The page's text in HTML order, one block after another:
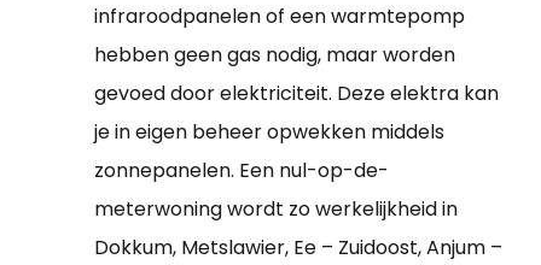
infraroodpanelen of een warmtepomp
hebben geen gas nodig, maar worden
gevoed door elektriciteit. Deze elektra kan
je in eigen beheer opwekken middels
zonnepanelen. Een nul-op-de-
meterwoning wordt zo werkelijkheid in
Dokkum, Metslawier, Ee – Zuidoost, Anjum –